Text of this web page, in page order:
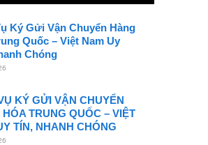
Ký Gửi Vận Chuyển Hàng
Quốc – Việt Nam Uy
Chóng
KÝ GỬI VẬN CHUYỂN
HÓA TRUNG QUỐC – VIỆT
TÍN, NHANH CHÓNG